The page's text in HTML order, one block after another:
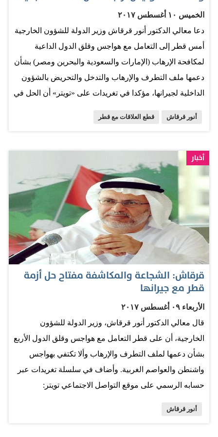
الخميس ١٠ أغسطس ٢٠١٧
دعا معالي الدكتور أنور قرقاش وزير الدولة للشؤون الخارجية
أمس قطر إلى التعامل مع هواجس وقلق الدول الداعية
لمكافحة الإرهاب (الإمارات والسعودية والبحرين ومصر) بشأن
دعمها ملف التطرف والإرهاب والتدخل والتحريض بالشؤون
الداخلية لجيرانها، مؤكدا في تغريدات على «تويتر» أن الحل في
بشأن دعمها لملف التطرف والإرهاب ولا تكتفي بهواجس
واشنطن والعواصم الغربية، أزمة قطر مع عالمها، ومن
المنطقي أن تتعامل الدوحة مع ملف تدخلها وتحريضها في
الشأن الداخلي لجيرانها ومحيطها، أساسيات لخروج قطر من
أزمتها، ملخص مفيد لا يمكن تجاوزه». وأضاف «أزمة قطر مع
جيرانها ومحيطها، والحلول من خلال التصدي لهذه المشاغل
والحقائق، ارتجاء الحل من الضغط «البعيد» لن يجدي، والحل
في شجاعة مواجهة الأزمة». وتابع قائلا «الشجاعة والمكاشفة
ضرورية في ظل غياب الثقة وسجل من التحريض، نجاح
الدبلوماسية يرتكز إلى مراجعة الدوحة لدعمها للتطرف
وتدخلها في شؤون المحيط». وبالتزامن، جددت مصر التأكيد
على أن الممارسات التي تقوم بها قطر ضد الدول العربية
يجب أن تتوقف بأي طريقة كانت، كونها تهدّد الأمن القومي في
العالم أجمع. وأشاد السفير المصري لدى السعودية ناصر
حمدي بالتكاتف الذي تم بين مصر والسعودية والإمارات
والبحرين ضد قطر…
أنور قرقاش قطع العلاقات مع قطر
أخبار
قرقاش: الشجاعة والمكاشفة مفتاح حل أزمة
قطر مع جيرانها
الأربعاء ٠٩ أغسطس ٢٠١٧
قال معالي الدكتور أنور قرقاش، وزير الدولة للشؤون
الخارجية، أن على قطر التعامل مع هواجس وقلق الدول الأربع
بشأن دعمها لملف التطرف والإرهاب وألا تكتفي بهواجس
واشنطن والعواصم الغربية. وأضاف في سلسلة تغريدات عبر
حسابه الرسمي على موقع التواصل الاجتماعي تويتر:
أنور قرقاش